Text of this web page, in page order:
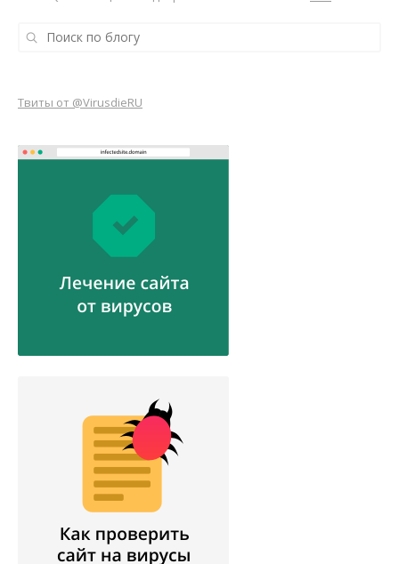
Твиты от @VirusdieRU